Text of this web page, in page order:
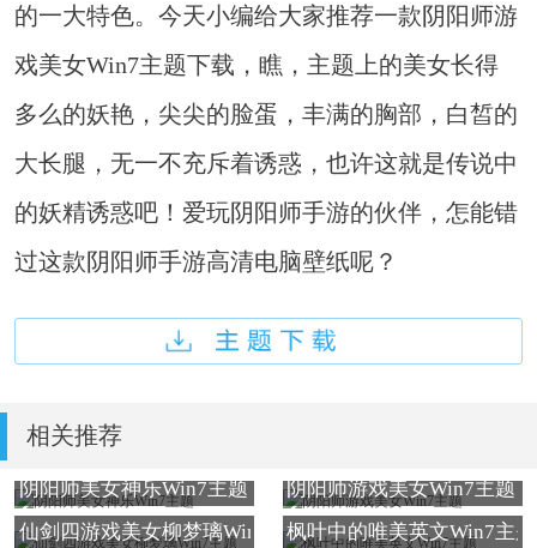
的一大特色。今天小编给大家推荐一款阴阳师游
戏美女Win7主题下载，瞧，主题上的美女长得
多么的妖艳，尖尖的脸蛋，丰满的胸部，白皙的
大长腿，无一不充斥着诱惑，也许这就是传说中
的妖精诱惑吧！爱玩阴阳师手游的伙伴，怎能错
过这款阴阳师手游高清电脑壁纸呢？
相关推荐
阴阳师美女神乐Win7主题
阴阳师游戏美女Win7主题
仙剑四游戏美女柳梦璃Win7主题枫叶中的唯美英文Win7主题